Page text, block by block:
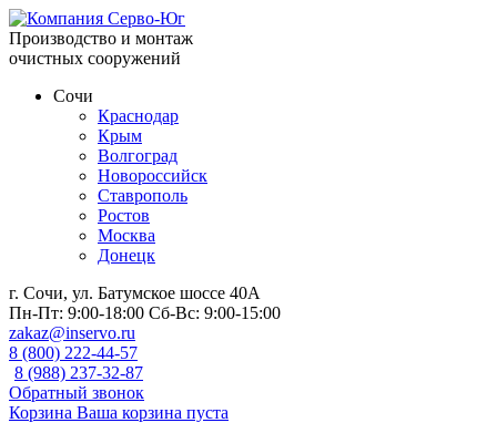
Производство и монтаж
очистных сооружений
Сочи
Краснодар
Крым
Волгоград
Новороссийск
Ставрополь
Ростов
Москва
Донецк
г. Сочи, ул. Батумское шоссе 40А
Пн-Пт: 9:00-18:00 Сб-Вс: 9:00-15:00
zakaz@inservo.ru
8 (800) 222-44-57
8 (988) 237-32-87
Обратный звонок
Корзина Ваша корзина пуста